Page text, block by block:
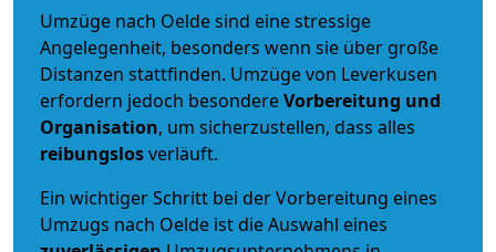
Umzüge nach Oelde sind eine stressige
Angelegenheit, besonders wenn sie über große
Distanzen stattfinden. Umzüge von Leverkusen
erfordern jedoch besondereVorbereitung und
Organisation, um sicherzustellen, dass alles
reibungslosverläuft.
Ein wichtiger Schritt bei der Vorbereitung eines
Umzugs nach Oelde ist die Auswahl eines